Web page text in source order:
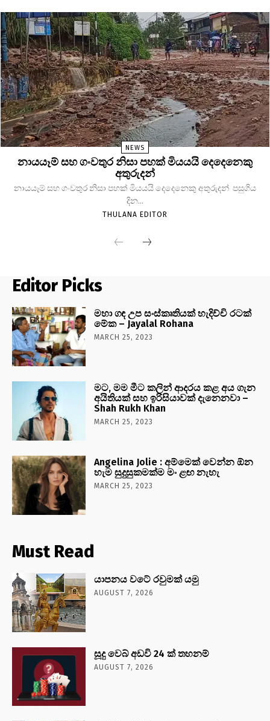
NEWS
නායයෑම් සහ ගංවතුර නිසා පහක් මියයයි දෙදෙනෙකු
අතුරුදන්
නායයෑම් සහ ගංවතුර නිසා පහක් මියයයි දෙදෙනෙකු අතුරුදන් පසුගිය
දින...
THULANA EDITOR
Editor Picks
මහා ගඳ උප සංස්කෘතියක් හැදිච්චි රටක්
මේක – Jayalal Rohana
MARCH 25, 2023
මට, මම මීට කලින් ආදරය කළ අය ගැන
අයිතියක් සහ ඉරිසියාවක් දැනෙනවා –
Shah Rukh Khan
MARCH 25, 2023
Angelina Jolie : අම්මෙක් වෙන්න ඕන
හැම සුදුසුකමක්ම මං ළඟ නැහැ
MARCH 25, 2023
Must Read
යාපනය වටේ රවුමක් යමු
AUGUST 7, 2026
සූදු වෙබ් අඩවි 24 ක් තහනම්
AUGUST 7, 2026